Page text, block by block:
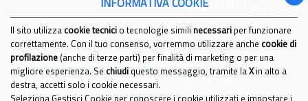
Seguici su:
Come raggiungerci
Link Utili
IBAN e pagamenti informatici
INFORMATIVA COOKIE
Il sito utilizza cookie tecnici o tecnologie simili necessari per funzionare
correttamente. Con il tuo consenso, vorremmo utilizzare anche cookie di
profilazione (anche di terze parti) per finalità di marketing o per una
migliore esperienza. Se chiudi questo messaggio, tramite la Xin alto a
destra, accetti solo i cookie necessari.